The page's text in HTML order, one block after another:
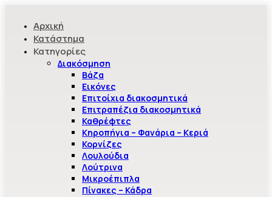
Αρχική
Κατάστημα
Κατηγορίες
Διακόσμηση
Βάζα
Εικόνες
Επιτοίχια διακοσμητικά
Επιτραπέζια διακοσμητικά
Καθρέφτες
Κηροπήγια – Φανάρια – Κεριά
Κορνίζες
Λουλούδια
Λούτρινα
Μικροέπιπλα
Πίνακες – Κάδρα